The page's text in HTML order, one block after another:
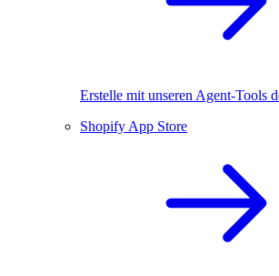
Erstelle mit unseren Agent-Tools
Shopify App Store